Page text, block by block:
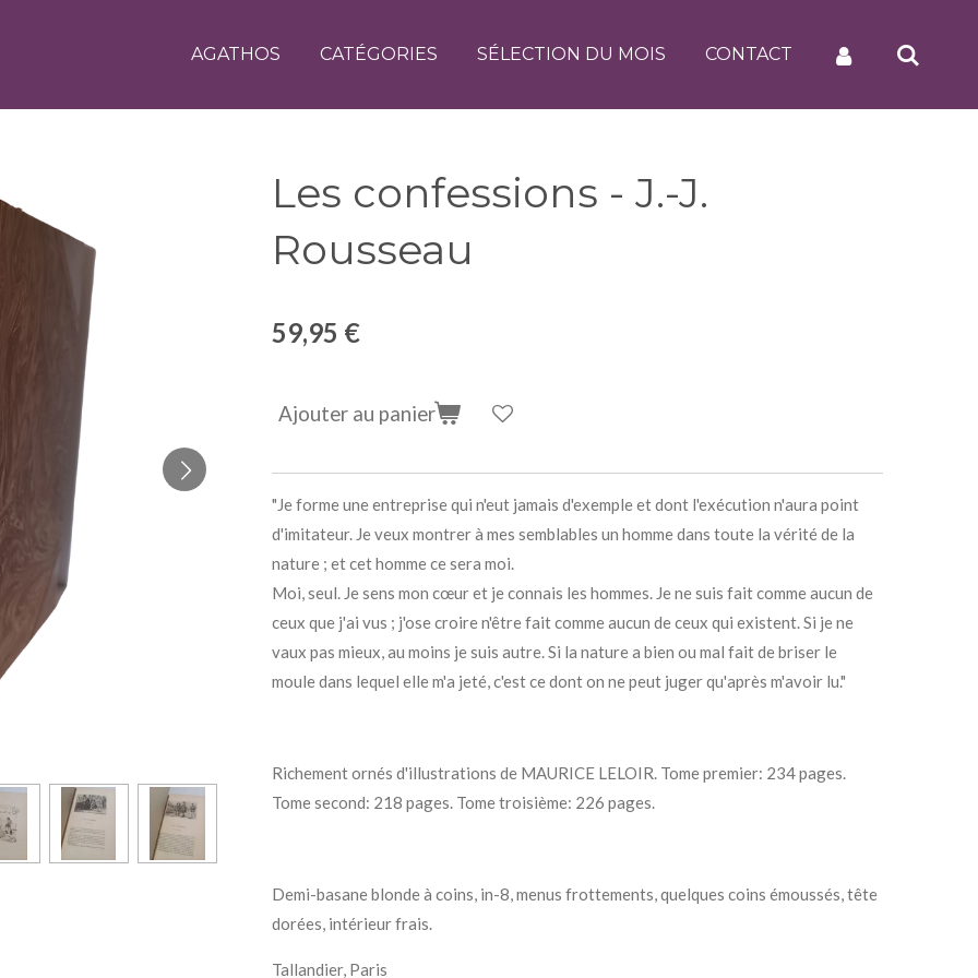
AGATHOS CATÉGORIES SÉLECTION DU MOIS CONTACT
Les confessions - J.-J.
Rousseau
59,95 €
Ajouter au panier
"Je forme une entreprise qui n'eut jamais d'exemple et dont l'exécution n'aura point
d'imitateur. Je veux montrer à mes semblables un homme dans toute la vérité de la
nature ; et cet homme ce sera moi.
Moi, seul. Je sens mon cœur et je connais les hommes. Je ne suis fait comme aucun de
ceux que j'ai vus ; j'ose croire n'être fait comme aucun de ceux qui existent. Si je ne
vaux pas mieux, au moins je suis autre. Si la nature a bien ou mal fait de briser le
moule dans lequel elle m'a jeté, c'est ce dont on ne peut juger qu'après m'avoir lu."
Richement ornés d'illustrations de MAURICE LELOIR. Tome premier: 234 pages.
Tome second: 218 pages. Tome troisième: 226 pages.‎
Demi-basane blonde à coins, in-8, menus frottements, quelques coins émoussés, tête
dorées, intérieur frais.
Tallandier, Paris